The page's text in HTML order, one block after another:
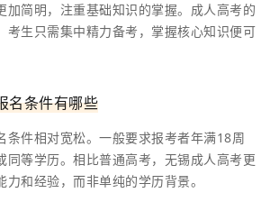
加简明，注重基础知识的掌握。成人高考的
考生只需集中精力备考，掌握核心知识便可
名条件有哪些
条件相对宽松。一般要求报考者年满18周
同等学历。相比普通高考，无锡成人高考更
和经验，而非单纯的学历背景。